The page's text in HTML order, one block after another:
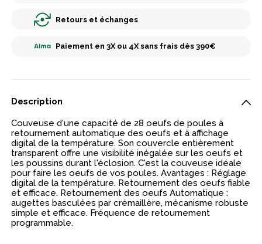
Retours et échanges
Paiement en 3X ou 4X sans frais dès 390€
Description
Couveuse d'une capacité de 28 oeufs de poules à
retournement automatique des oeufs et à affichage
digital de la température. Son couvercle entièrement
transparent offre une visibilité inégalée sur les oeufs et
les poussins durant l'éclosion. C'est la couveuse idéale
pour faire les oeufs de vos poules. Avantages : Réglage
digital de la température. Retournement des oeufs fiable
et efficace. Retournement des oeufs Automatique :
augettes basculées par crémaillère, mécanisme robuste
simple et efficace. Fréquence de retournement
programmable.